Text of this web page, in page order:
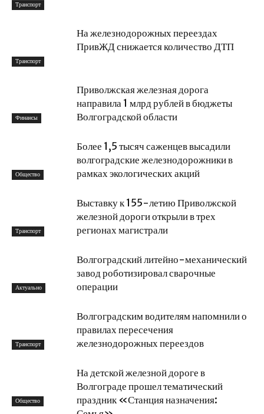
Транспорт
Транспорт
На железнодорожных переездах
ПривЖД снижается количество ДТП
Финансы
Приволжская железная дорога
направила 1 млрд рублей в бюджеты
Волгоградской области
Общество
Более 1,5 тысяч саженцев высадили
волгоградские железнодорожники в
рамках экологических акций
Транспорт
Выставку к 155-летию Приволжской
железной дороги открыли в трех
регионах магистрали
Актуально
Волгоградский литейно-механический
завод роботизировал сварочные
операции
Транспорт
Волгоградским водителям напомнили о
правилах пересечения
железнодорожных переездов
Общество
На детской железной дороге в
Волгограде прошел тематический
праздник «Станция назначения: